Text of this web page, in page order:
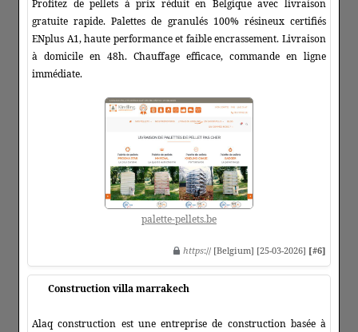
Profitez de pellets à prix réduit en Belgique avec livraison
gratuite rapide. Palettes de granulés 100% résineux certifiés
ENplus A1, haute performance et faible encrassement. Livraison
à domicile en 48h. Chauffage efficace, commande en ligne
immédiate.
palette-pellets.be
https:// [Belgium] [25-03-2026] [#6]
Construction villa marrakech
Alaq construction est une entreprise de construction basée à